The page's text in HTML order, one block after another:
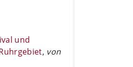
und
, von